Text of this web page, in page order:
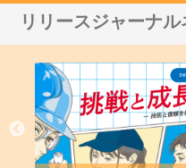
リリースジャーナ